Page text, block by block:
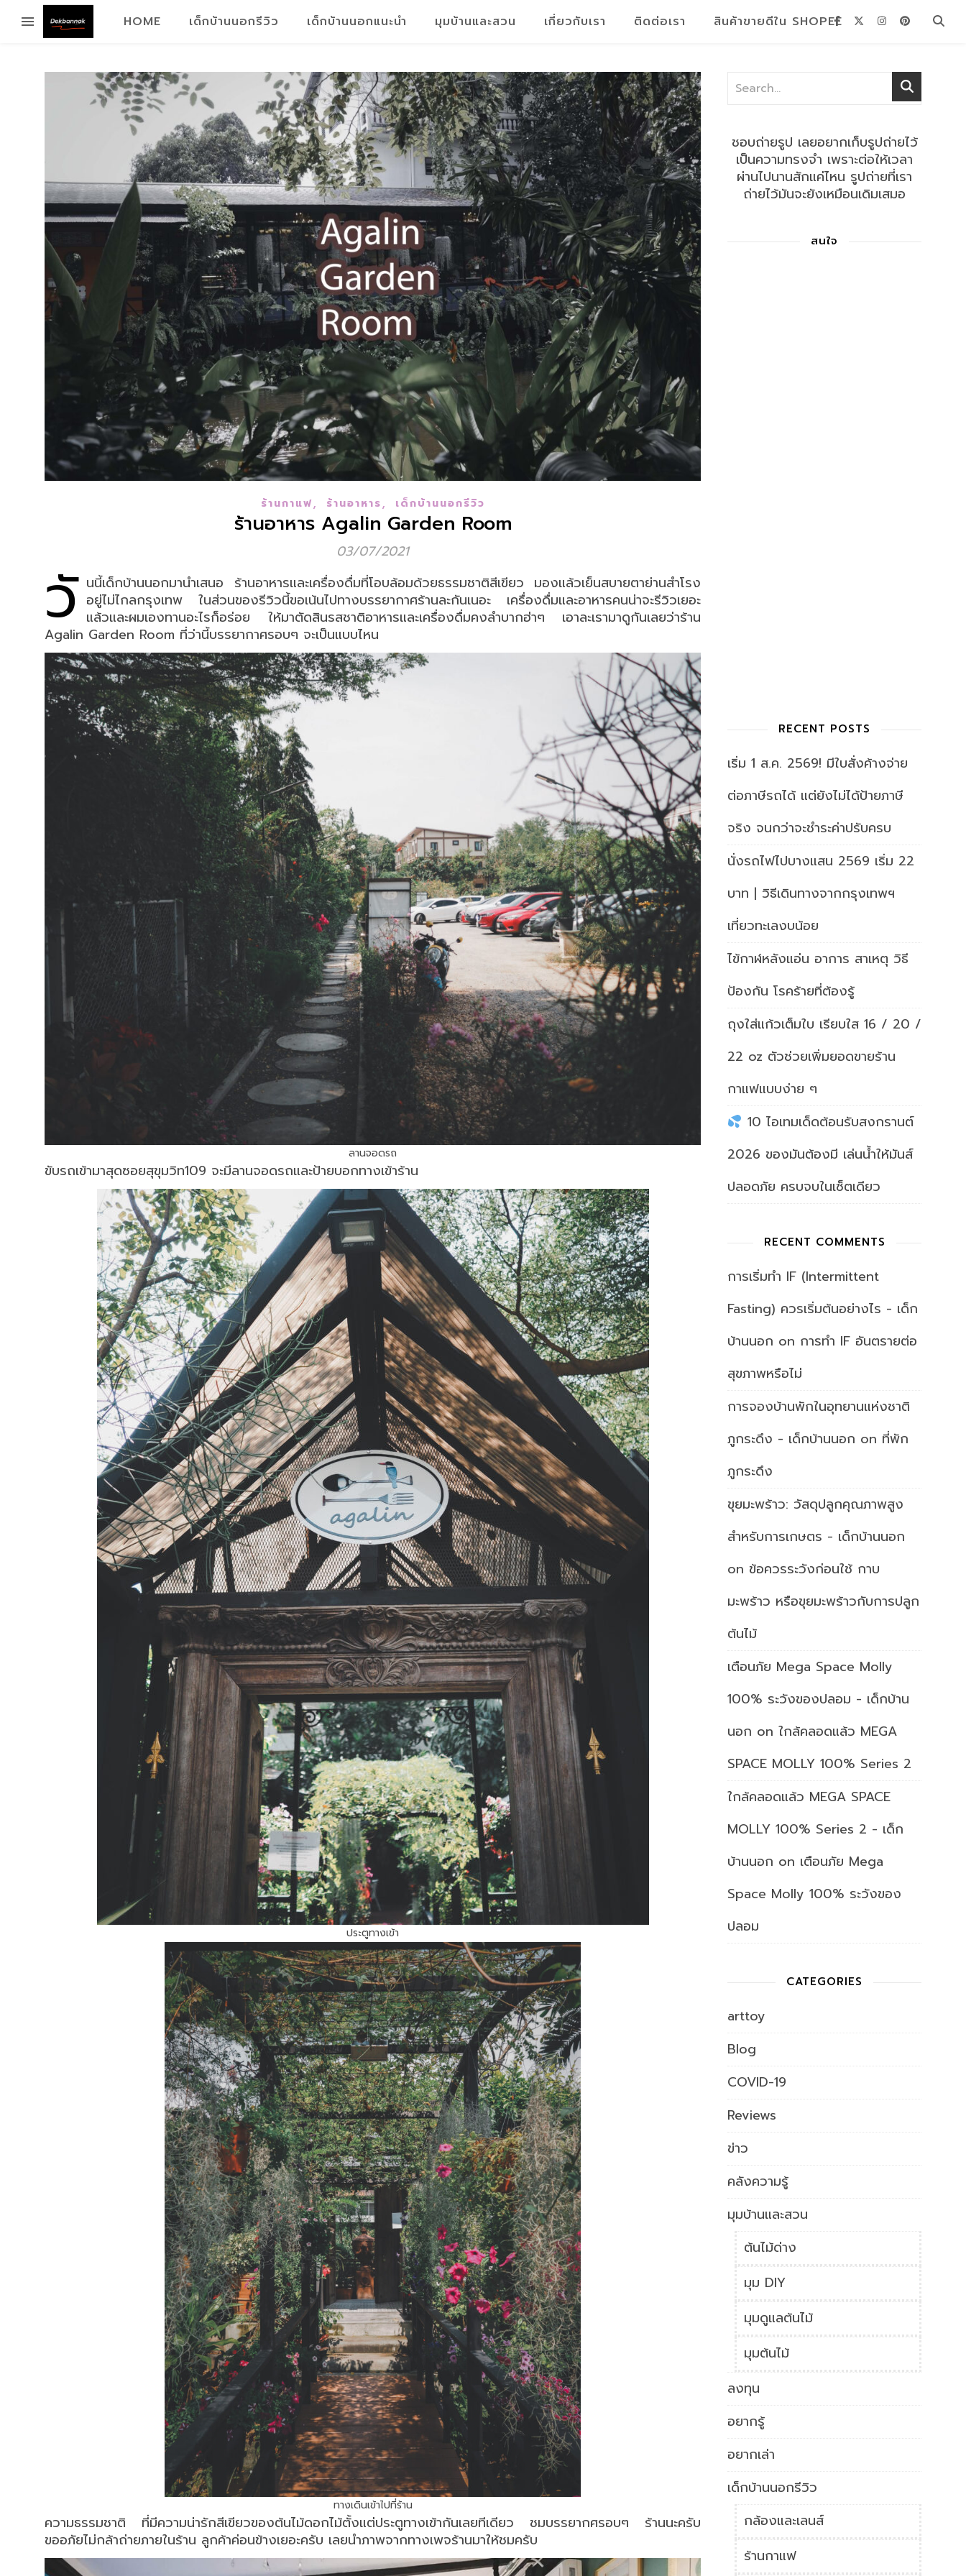
HOME เด็กบ้านนอกรีวิว เด็กบ้านนอกแนะนำ มุมบ้านและสวน เกี่ยวกับเรา ติดต่อเรา สินค้าขายดีใน SHOPEE
ร้านกาแฟ, ร้านอาหาร, เด็กบ้านนอกรีวิว
ร้านอาหาร Agalin Garden Room
03/07/2021
วั นนี้เด็กบ้านนอกมานำเสนอ ร้านอาหารและเครื่องดื่มที่โอบล้อมด้วยธรรมชาติสีเขียว มองแล้วเย็นสบายตาย่านสำโรง
อยู่ไม่ไกลกรุงเทพ ในส่วนของรีวิวนี้ขอเน้นไปทางบรรยากาศร้านละกันเนอะ เครื่องดื่มและอาหารคนน่าจะรีวิวเยอะ
แล้วและผมเองทานอะไรก็อร่อย ให้มาตัดสินรสชาติอาหารและเครื่องดื่มคงลำบากฮ่าๆ เอาละเรามาดูกันเลยว่าร้าน
Agalin Garden Room ที่ว่านี้บรรยากาศรอบๆ จะเป็นแบบไหน
ลานจอดรถ
ขับรถเข้ามาสุดซอยสุขุมวิท109 จะมีลานจอดรถและป้ายบอกทางเข้าร้าน
ประตูทางเข้า
ทางเดินเข้าไปที่ร้าน
ความธรรมชาติ ที่มีความน่ารักสีเขียวของต้นไม้ดอกไม้ตั้งแต่ประตูทางเข้ากันเลยทีเดียว ชมบรรยากศรอบๆ ร้านนะครับ
ขออภัยไม่กล้าถ่ายภายในร้าน ลูกค้าค่อนข้างเยอะครับ เลยนำภาพจากทางเพจร้านมาให้ชมครับ
ชอบถ่ายรูป เลยอยากเก็บรูปถ่ายไว้
เป็นความทรงจำ เพราะต่อให้เวลา
ผ่านไปนานสักแค่ไหน รูปถ่ายที่เรา
ถ่ายไว้มันจะยังเหมือนเดิมเสมอ
สนใจ
RECENT POSTS
เริ่ม 1 ส.ค. 2569! มีใบสั่งค้างจ่าย
ต่อภาษีรถได้ แต่ยังไม่ได้ป้ายภาษี
จริง จนกว่าจะชำระค่าปรับครบ
นั่งรถไฟไปบางแสน 2569 เริ่ม 22
บาท | วิธีเดินทางจากกรุงเทพฯ
เที่ยวทะเลงบน้อย
ไข้กาฬหลังแอ่น อาการ สาเหตุ วิธี
ป้องกัน โรคร้ายที่ต้องรู้
ถุงใส่แก้วเต็มใบ เรียบใส 16 / 20 /
22 oz ตัวช่วยเพิ่มยอดขายร้าน
กาแฟแบบง่าย ๆ
10 ไอเทมเด็ดต้อนรับสงกรานต์
2026 ของมันต้องมี เล่นน้ำให้มันส์
ปลอดภัย ครบจบในเซ็ตเดียว
RECENT COMMENTS
การเริ่มทำ IF (Intermittent
Fasting) ควรเริ่มต้นอย่างไร - เด็ก
บ้านนอก on การทำ IF อันตรายต่อ
สุขภาพหรือไม่
การจองบ้านพักในอุทยานแห่งชาติ
ภูกระดึง - เด็กบ้านนอก on ที่พัก
ภูกระดึง
ขุยมะพร้าว: วัสดุปลูกคุณภาพสูง
สำหรับการเกษตร - เด็กบ้านนอก
on ข้อควรระวังก่อนใช้ กาบ
มะพร้าว หรือขุยมะพร้าวกับการปลูก
ต้นไม้
เตือนภัย Mega Space Molly
100% ระวังของปลอม - เด็กบ้าน
นอก on ใกล้คลอดแล้ว MEGA
SPACE MOLLY 100% Series 2
ใกล้คลอดแล้ว MEGA SPACE
MOLLY 100% Series 2 - เด็ก
บ้านนอก on เตือนภัย Mega
Space Molly 100% ระวังของ
ปลอม
CATEGORIES
arttoy
Blog
COVID-19
Reviews
ข่าว
คลังความรู้
มุมบ้านและสวน
ต้นไม้ด่าง
มุม DIY
มุมดูแลต้นไม้
มุมต้นไม้
ลงทุน
อยากรู้
อยากเล่า
เด็กบ้านนอกรีวิว
กล้องและเลนส์
ร้านกาแฟ